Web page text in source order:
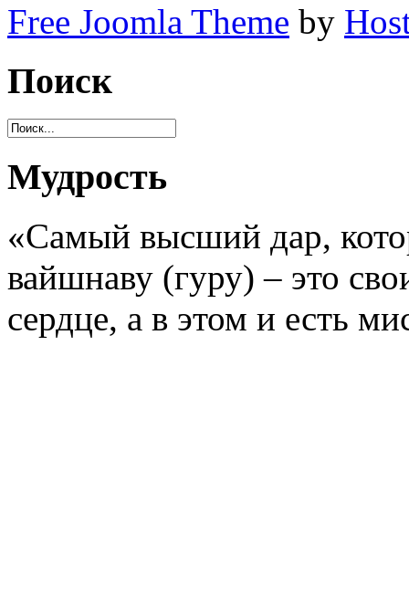
Free Joomla Theme by
Поиск
Мудрость
«Самый высший дар,
вайшнаву (гуру) – это
сердце, а в этом и есть